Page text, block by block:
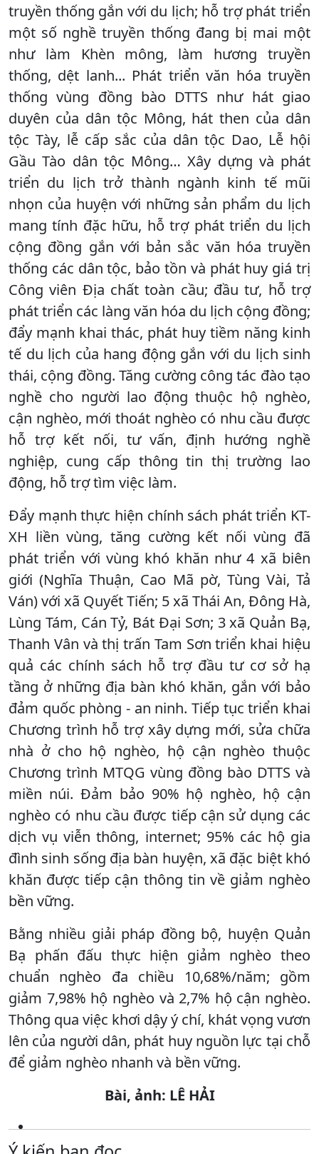
truyền thống gắn với du lịch; hỗ trợ phát triển
một số nghề truyền thống đang bị mai một
như làm Khèn mông, làm hương truyền
thống, dệt lanh... Phát triển văn hóa truyền
thống vùng đồng bào DTTS như hát giao
duyên của dân tộc Mông, hát then của dân
tộc Tày, lễ cấp sắc của dân tộc Dao, Lễ hội
Gầu Tào dân tộc Mông… Xây dựng và phát
triển du lịch trở thành ngành kinh tế mũi
nhọn của huyện với những sản phẩm du lịch
mang tính đặc hữu, hỗ trợ phát triển du lịch
cộng đồng gắn với bản sắc văn hóa truyền
thống các dân tộc, bảo tồn và phát huy giá trị
Công viên Địa chất toàn cầu; đầu tư, hỗ trợ
phát triển các làng văn hóa du lịch cộng đồng;
đẩy mạnh khai thác, phát huy tiềm năng kinh
tế du lịch của hang động gắn với du lịch sinh
thái, cộng đồng. Tăng cường công tác đào tạo
nghề cho người lao động thuộc hộ nghèo,
cận nghèo, mới thoát nghèo có nhu cầu được
hỗ trợ kết nối, tư vấn, định hướng nghề
nghiệp, cung cấp thông tin thị trường lao
động, hỗ trợ tìm việc làm.
Đẩy mạnh thực hiện chính sách phát triển KT-
XH liền vùng, tăng cường kết nối vùng đã
phát triển với vùng khó khăn như 4 xã biên
giới (Nghĩa Thuận, Cao Mã pờ, Tùng Vài, Tả
Ván) với xã Quyết Tiến; 5 xã Thái An, Đông Hà,
Lùng Tám, Cán Tỷ, Bát Đại Sơn; 3 xã Quản Bạ,
Thanh Vân và thị trấn Tam Sơn triển khai hiệu
quả các chính sách hỗ trợ đầu tư cơ sở hạ
tầng ở những địa bàn khó khăn, gắn với bảo
đảm quốc phòng - an ninh. Tiếp tục triển khai
Chương trình hỗ trợ xây dựng mới, sửa chữa
nhà ở cho hộ nghèo, hộ cận nghèo thuộc
Chương trình MTQG vùng đồng bào DTTS và
miền núi. Đảm bảo 90% hộ nghèo, hộ cận
nghèo có nhu cầu được tiếp cận sử dụng các
dịch vụ viễn thông, internet; 95% các hộ gia
đình sinh sống địa bàn huyện, xã đặc biệt khó
khăn được tiếp cận thông tin về giảm nghèo
bền vững.
Bằng nhiều giải pháp đồng bộ, huyện Quản
Bạ phấn đấu thực hiện giảm nghèo theo
chuẩn nghèo đa chiều 10,68%/năm; gồm
giảm 7,98% hộ nghèo và 2,7% hộ cận nghèo.
Thông qua việc khơi dậy ý chí, khát vọng vươn
lên của người dân, phát huy nguồn lực tại chỗ
để giảm nghèo nhanh và bền vững.
Bài, ảnh: LÊ HẢI